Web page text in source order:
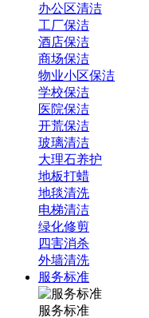
办公区清洁
工厂保洁
酒店保洁
商场保洁
物业小区保洁
学校保洁
医院保洁
开荒保洁
玻璃清洁
大理石养护
地板打蜡
地毯清洗
电梯清洁
绿化修剪
四害消杀
外墙清洗
服务标准
服务标准